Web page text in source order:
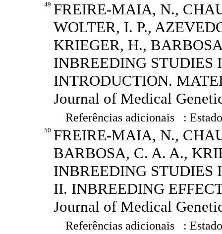
49 FREIRE-MAIA, N.,
WOLTER, I. P.,
KRIEGER, H.,
INBREEDING
INTRODUCTION.
Journal of Medical
Referências adicionais :
50 FREIRE-MAIA, N.,
BARBOSA, C. A. A.,
INBREEDING
II. INBREEDING
Journal of Medical
Referências adicionais :